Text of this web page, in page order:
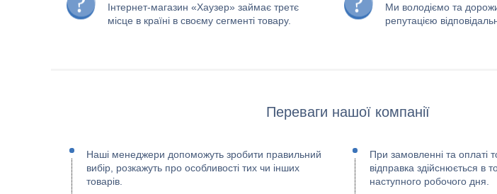
Інтернет-магазин «Хаузер» займає третє
місце в країні в своєму сегменті товару.
Ми володіємо та
репутацією
Переваги нашої компанії
Наші менеджери допоможуть зробити правильний
вибір, розкажуть про особливості тих чи інших
товарів.
При замовленні та оплаті
відправка здійснюється в
наступного робочого дня.